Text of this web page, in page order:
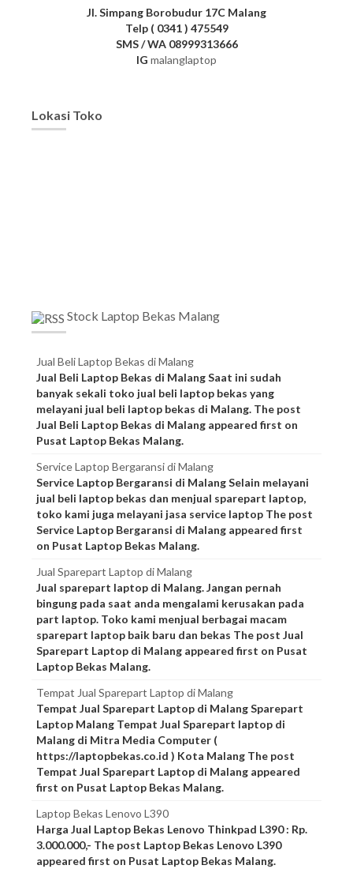
Jl. Simpang Borobudur 17C Malang
Telp ( 0341 ) 475549
SMS / WA 08999313666
IG malanglaptop
Lokasi Toko
Stock Laptop Bekas Malang
Jual Beli Laptop Bekas di Malang
Jual Beli Laptop Bekas di Malang Saat ini sudah
banyak sekali toko jual beli laptop bekas yang
melayani jual beli laptop bekas di Malang. The post
Jual Beli Laptop Bekas di Malang appeared first on
Pusat Laptop Bekas Malang.
Service Laptop Bergaransi di Malang
Service Laptop Bergaransi di Malang Selain melayani
jual beli laptop bekas dan menjual sparepart laptop,
toko kami juga melayani jasa service laptop The post
Service Laptop Bergaransi di Malang appeared first
on Pusat Laptop Bekas Malang.
Jual Sparepart Laptop di Malang
Jual sparepart laptop di Malang. Jangan pernah
bingung pada saat anda mengalami kerusakan pada
part laptop. Toko kami menjual berbagai macam
sparepart laptop baik baru dan bekas The post Jual
Sparepart Laptop di Malang appeared first on Pusat
Laptop Bekas Malang.
Tempat Jual Sparepart Laptop di Malang
Tempat Jual Sparepart Laptop di Malang Sparepart
Laptop Malang Tempat Jual Sparepart laptop di
Malang di Mitra Media Computer (
https://laptopbekas.co.id ) Kota Malang The post
Tempat Jual Sparepart Laptop di Malang appeared
first on Pusat Laptop Bekas Malang.
Laptop Bekas Lenovo L390
Harga Jual Laptop Bekas Lenovo Thinkpad L390 : Rp.
3.000.000,- The post Laptop Bekas Lenovo L390
appeared first on Pusat Laptop Bekas Malang.